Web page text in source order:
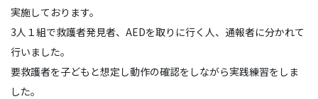
実施しております。
3人１組で救護者発見者、AEDを取りに行く人、通報者に分かれて
行いました。
要救護者を子どもと想定し動作の確認をしながら実践練習をしま
した。